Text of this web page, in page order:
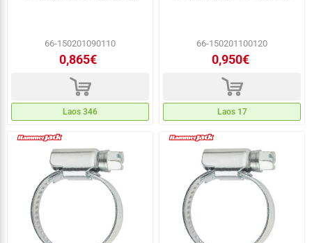
66-150201090110
0,865€
d
Laos 346
66-150201100120
0,950€
d
Laos 17